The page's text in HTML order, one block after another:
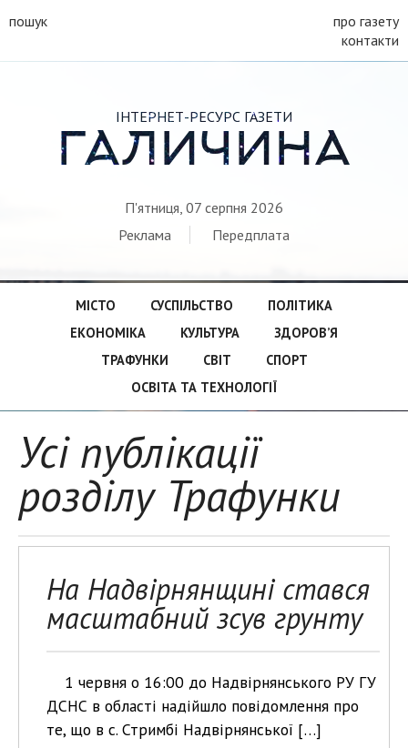
пошук
про газету
контакти
ІНТЕРНЕТ-РЕСУРС ГАЗЕТИ
ГАЛИЧИНА
П'ятниця, 07 серпня 2026
Реклама
Передплата
МІСТО СУСПІЛЬСТВО
ПОЛІТИКА
ЕКОНОМІКА
КУЛЬТУРА
ЗДОРОВ’Я
ТРАФУНКИ
СВІТ
СПОРТ
ОСВІТА ТА ТЕХНОЛОГІЇ
Усі публікації
розділу Трафунки
На Надвірнянщині стався
масштабний зсув грунту
1 червня о 16:00 до Надвірнянського РУ ГУ
ДСНС в області надійшло повідомлення про
те, що в с. Стримбі Надвірнянської […]